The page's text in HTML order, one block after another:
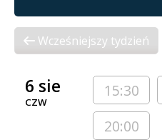
Wcześniejszy tydzień
6 sie
CZW
15:30
20:00